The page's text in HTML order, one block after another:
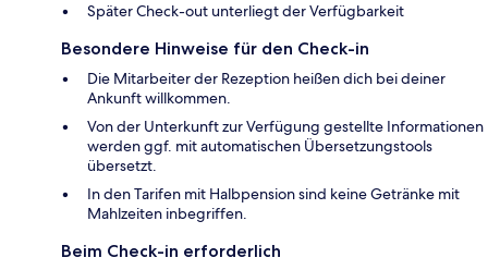
Später Check-out unterliegt der Verfügbarkeit
Besondere Hinweise für den Check-in
Die Mitarbeiter der Rezeption heißen dich bei deiner
Ankunft willkommen.
Von der Unterkunft zur Verfügung gestellte Informationen
werden ggf. mit automatischen Übersetzungstools
übersetzt.
In den Tarifen mit Halbpension sind keine Getränke mit
Mahlzeiten inbegriffen.
Beim Check-in erforderlich